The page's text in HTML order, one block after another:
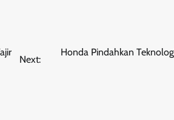
Next:
Honda Pindahkan